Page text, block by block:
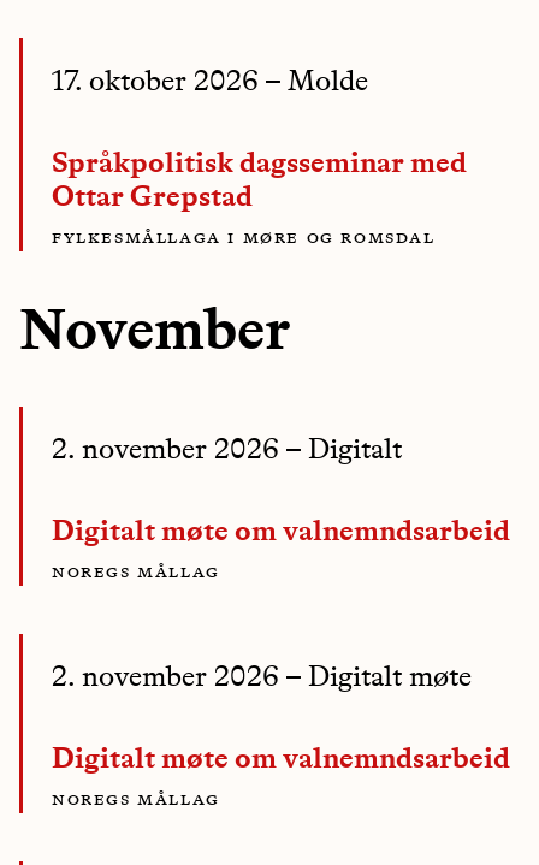
17. oktober 2026 – Molde
Språkpolitisk dagsseminar med
Ottar Grepstad
fylkesmållaga i møre og romsdal
November
2. november 2026 – Digitalt
Digitalt møte om valnemndsarbeid
noregs mållag
2. november 2026 – Digitalt møte
Digitalt møte om valnemndsarbeid
noregs mållag